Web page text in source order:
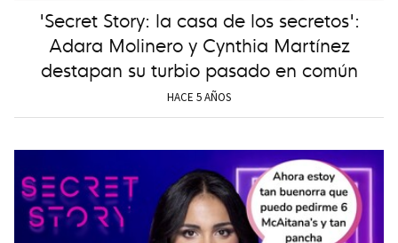
'Secret Story: la casa de los secretos':
Adara Molinero y Cynthia Martínez
destapan su turbio pasado en común
HACE 5 AÑOS